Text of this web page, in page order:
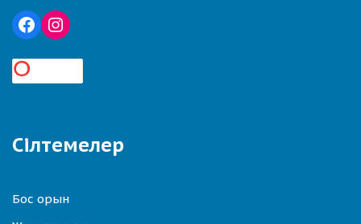
Сілтемелер
Бос орын